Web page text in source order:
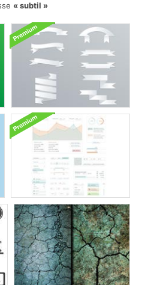
subtil